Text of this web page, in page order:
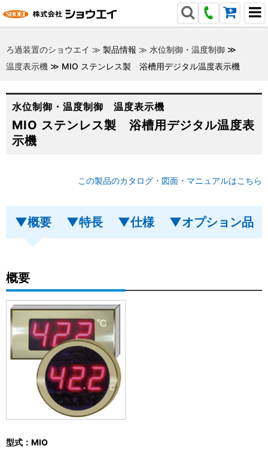
ろ過装置のショウエイ ≫ 製品情報 ≫ 水位制御・温度制御 ≫
温度表示機 ≫ MIO ステンレス製 浴槽用デジタル温度表示機
水位制御・温度制御 温度表示機
MIO ステンレス製 浴槽用デジタル温度表
示機
この製品のカタログ・図面・マニュアルはこちら
▼概要 ▼特長 ▼仕様 ▼オプション品
概要
型式：MIO